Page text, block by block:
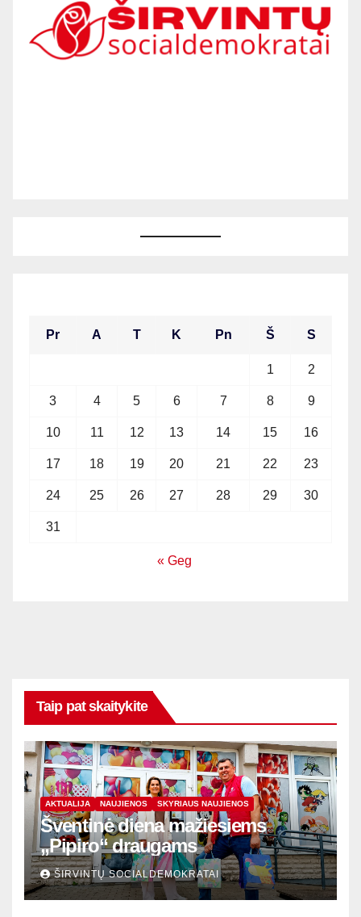
Pr A T K Pn Š S
1 2
3 4 5 6 7 8 9
10 11 12 13 14 15 16
17 18 19 20 21 22 23
24 25 26 27 28 29 30
31
« Geg
Taip pat skaitykite
AKTUALIJA NAUJIENOS SKYRIAUS NAUJIENOS
Šventinė diena mažiesiems
„Pipiro“ draugams
ŠIRVINTŲ SOCIALDEMOKRATAI